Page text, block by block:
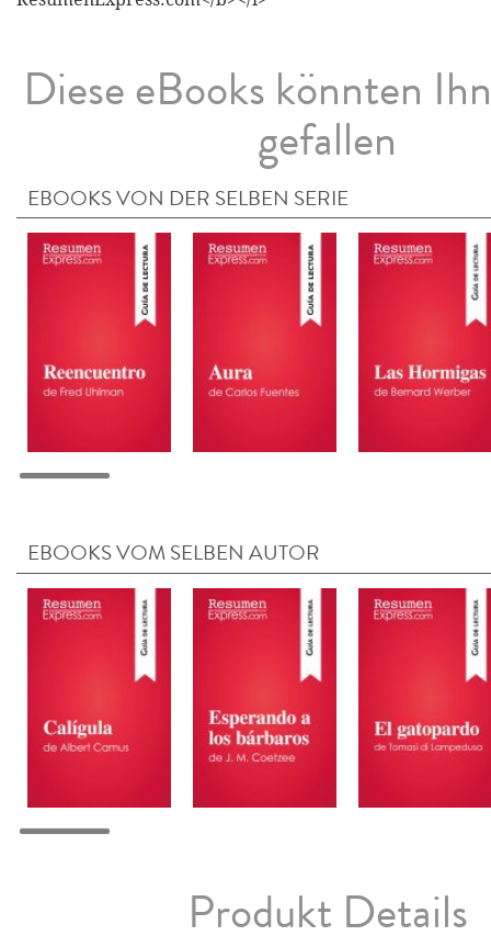
Diese eBooks könnten
gefallen
EBOOKS VON DER SELBEN SERIE
EBOOKS VOM SELBEN AUTOR
Produkt Details